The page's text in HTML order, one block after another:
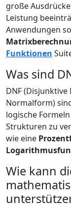
große
Leistung
Anwendungen
Funktionen
Was sind
DNF
Normalform)
logische
Strukturen zu
wie eine
Wie kann